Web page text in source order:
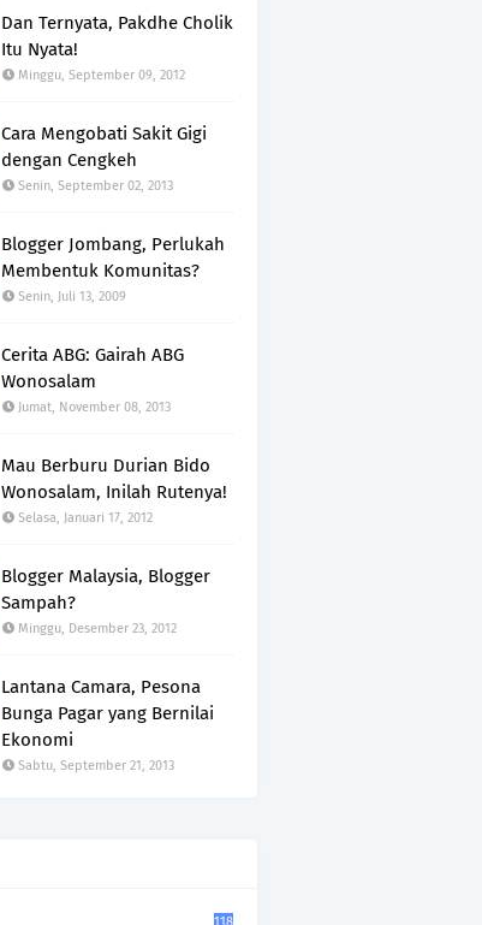
Dan Ternyata, Pakdhe Cholik
Itu Nyata!
Minggu, September 09, 2012
Cara Mengobati Sakit Gigi
dengan Cengkeh
Senin, September 02, 2013
Blogger Jombang, Perlukah
Membentuk Komunitas?
Senin, Juli 13, 2009
Cerita ABG: Gairah ABG
Wonosalam
Jumat, November 08, 2013
Mau Berburu Durian Bido
Wonosalam, Inilah Rutenya!
Selasa, Januari 17, 2012
Blogger Malaysia, Blogger
Sampah?
Minggu, Desember 23, 2012
Lantana Camara, Pesona
Bunga Pagar yang Bernilai
Ekonomi
Sabtu, September 21, 2013